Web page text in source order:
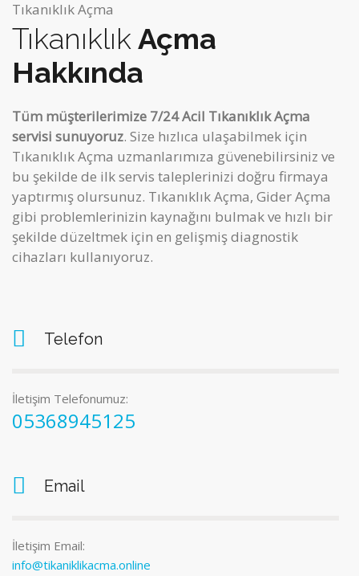
Tıkanıklık Açma
Tıkanıklık Açma
Hakkında
Tüm müşterilerimize 7/24 Acil Tıkanıklık Açma
servisi sunuyoruz. Size hızlıca ulaşabilmek için
Tıkanıklık Açma uzmanlarımıza güvenebilirsiniz ve
bu şekilde de ilk servis taleplerinizi doğru firmaya
yaptırmış olursunuz. Tıkanıklık Açma, Gider Açma
gibi problemlerinizin kaynağını bulmak ve hızlı bir
şekilde düzeltmek için en gelişmiş diagnostik
cihazları kullanıyoruz.
Telefon
İletişim Telefonumuz:
05368945125
Email
İletişim Email:
info@tikaniklikacma.online